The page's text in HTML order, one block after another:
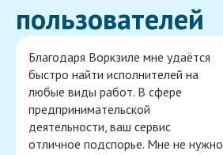
пользователей
Благодаря Воркзиле мне удаётся
быстро найти исполнителей на
любые виды работ. В сфере
предпринимательской
деятельности, ваш сервис
отличное подспорье. Мне не нужно